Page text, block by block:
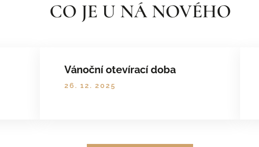
CO JE U NÁ NOVÉHO
Vánoční otevírací doba
26. 12. 2025